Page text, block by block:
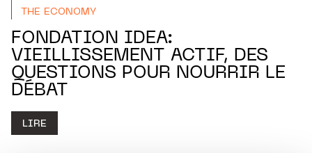
THE ECONOMY
FONDATION IDEA:
VIEILLISSEMENT ACTIF, DES
QUESTIONS POUR NOURRIR LE
DÉBAT
LIRE